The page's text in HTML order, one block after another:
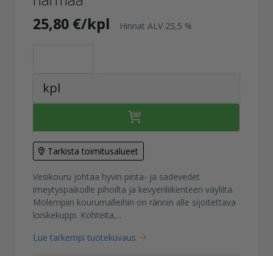
25,80 €/kpl Hinnat ALV 25,5 %
kpl
Tarkista toimitusalueet
Vesikouru johtaa hyvin pinta- ja sadevedet
imeytyspaikoille pihoilta ja kevyenliikenteen väyliltä.
Molempiin kourumalleihin on rännin alle sijoitettava
loiskekuppi. Kohteita,...
Lue tarkempi tuotekuvaus